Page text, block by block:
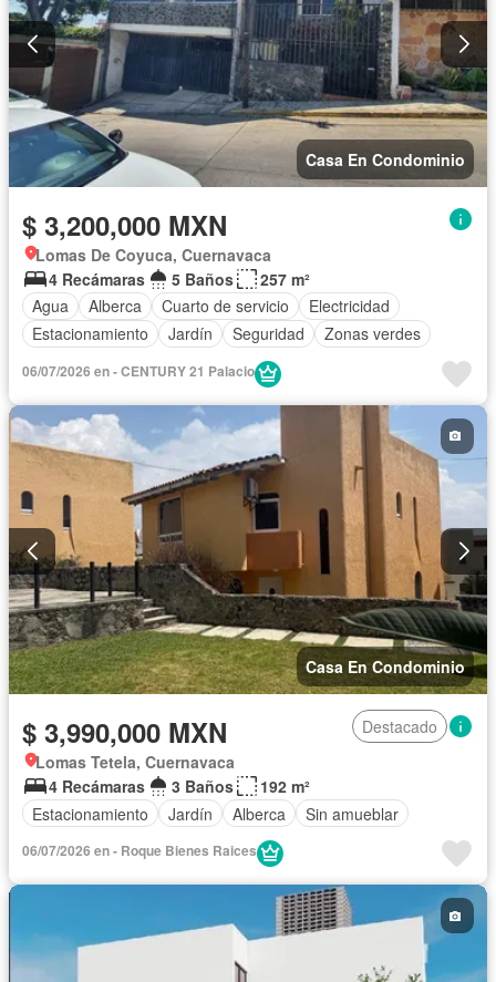
Casa En Condominio
$ 3,200,000 MXN
Lomas De Coyuca, Cuernavaca
4 Recámaras
5 Baños
257 m²
Agua
Alberca Cuarto de servicio
Electricidad
Estacionamiento
Jardín Seguridad Zonas verdes
06/07/2026 en - CENTURY 21 Palacio
Casa En Condominio
$ 3,990,000 MXN
Destacado
Lomas Tetela, Cuernavaca
4 Recámaras
3 Baños
192 m²
Estacionamiento
Jardín Alberca Sin amueblar
06/07/2026 en - Roque Bienes Raices